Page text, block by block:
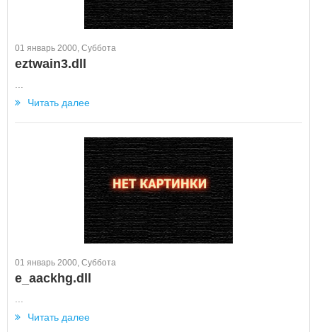
01 январь 2000, Суббота
eztwain3.dll
Читать далее
01 январь 2000, Суббота
e_aackhg.dll
Читать далее